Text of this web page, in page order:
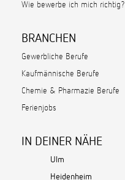
Wie bewerbe ich mich richtig?
BRANCHEN
Gewerbliche Berufe
Kaufmännische Berufe
Chemie & Pharmazie Berufe
Ferienjobs
IN DEINER NÄHE
Ulm
Heidenheim